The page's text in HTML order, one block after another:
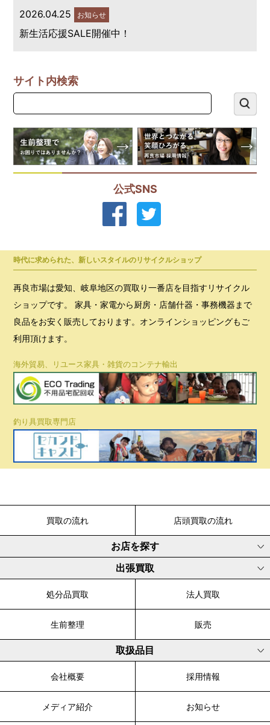
2026.04.25 お知らせ
新生活応援SALE開催中！
サイト内検索
公式SNS
時代に求められた、新しいスタイルのリサイクルショップ
再良市場は愛知、岐阜地区の買取り一番店を目指すリサイクル
ショップです。 家具・家電から厨房・店舗什器・事務機器まで
良品をお安く販売しております。オンラインショッピングもご
利用頂けます。
海外貿易、リユース家具・雑貨のコンテナ輸出
釣り具買取専門店
買取の流れ 店頭買取の流れ
お店を探す
出張買取
処分品買取 法人買取
生前整理 販売
取扱品目
会社概要 採用情報
メディア紹介 お知らせ